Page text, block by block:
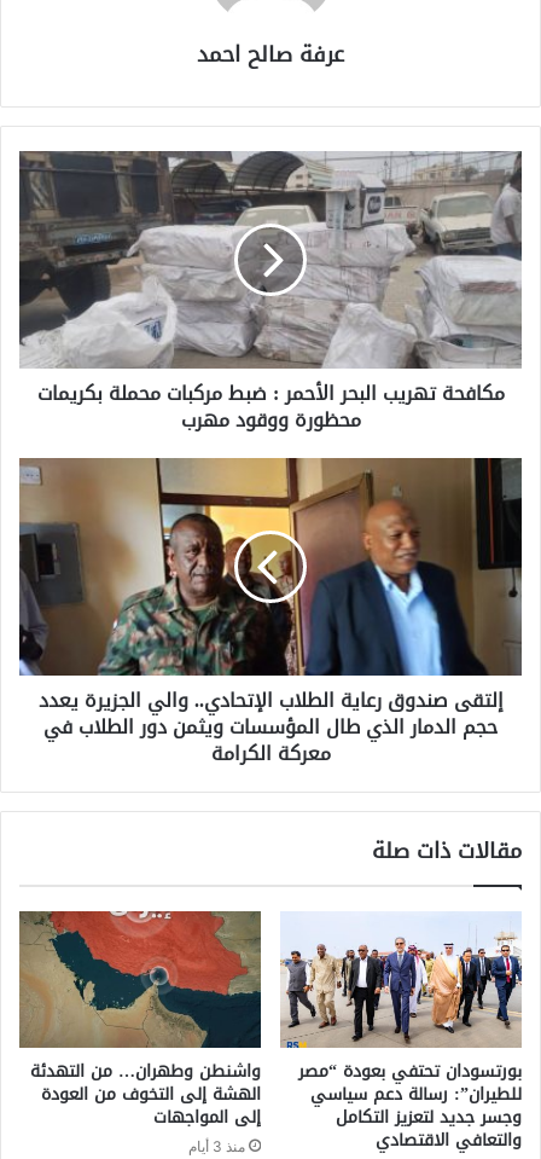
عرفة صالح احمد
مكافحة تهريب البحر الأحمر : ضبط مركبات محملة بكريمات
محظورة ووقود مهرب
إلتقى صندوق رعاية الطلاب الإتحادي.. والي الجزيرة يعدد
حجم الدمار الذي طال المؤسسات ويثمن دور الطلاب في
معركة الكرامة
مقالات ذات صلة
بورتسودان تحتفي بعودة “مصر
للطيران”: رسالة دعم سياسي
وجسر جديد لتعزيز التكامل
والتعافي الاقتصادي
واشنطن وطهران… من التهدئة
الهشة إلى التخوف من العودة
إلى المواجهات
منذ 3 أيام